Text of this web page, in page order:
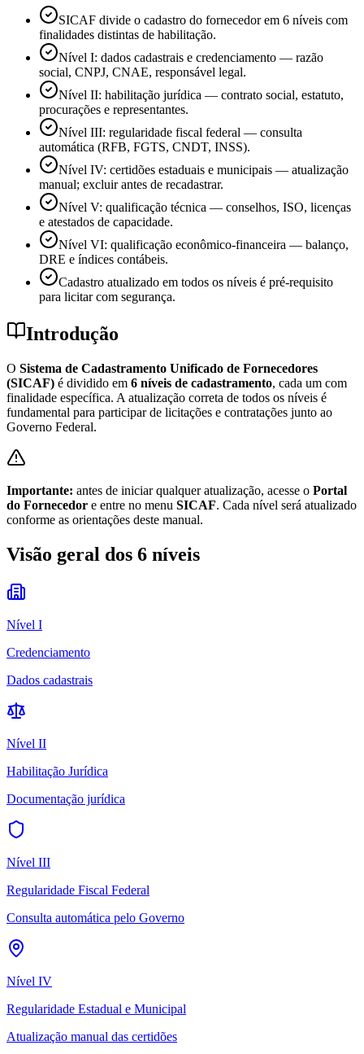
SICAF divide o cadastro do fornecedor em 6 níveis com
finalidades distintas de habilitação.
Nível I: dados cadastrais e credenciamento — razão
social, CNPJ, CNAE, responsável legal.
Nível II: habilitação jurídica — contrato social, estatuto,
procurações e representantes.
Nível III: regularidade fiscal federal — consulta
automática (RFB, FGTS, CNDT, INSS).
Nível IV: certidões estaduais e municipais — atualização
manual; excluir antes de recadastrar.
Nível V: qualificação técnica — conselhos, ISO, licenças
e atestados de capacidade.
Nível VI: qualificação econômico-financeira — balanço,
DRE e índices contábeis.
Cadastro atualizado em todos os níveis é pré-requisito
para licitar com segurança.
Introdução
O Sistema de Cadastramento Unificado de Fornecedores
(SICAF) é dividido em 6 níveis de cadastramento, cada um com
finalidade específica. A atualização correta de todos os níveis é
fundamental para participar de licitações e contratações junto ao
Governo Federal.
Importante: antes de iniciar qualquer atualização, acesse o Portal
do Fornecedor e entre no menu SICAF. Cada nível será atualizado
conforme as orientações deste manual.
Visão geral dos 6 níveis
Nível I
Credenciamento
Dados cadastrais
Nível II
Habilitação Jurídica
Documentação jurídica
Nível III
Regularidade Fiscal Federal
Consulta automática pelo Governo
Nível IV
Regularidade Estadual e Municipal
Atualização manual das certidões